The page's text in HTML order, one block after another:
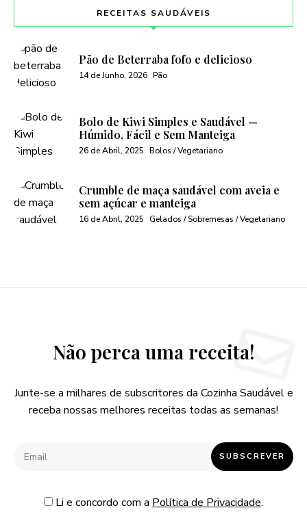
RECEITAS SAUDÁVEIS
Pão de Beterraba fofo e delicioso
14 de Junho, 2026 Pão
Bolo de Kiwi Simples e Saudável —
Húmido, Fácil e Sem Manteiga
26 de Abril, 2025 Bolos / Vegetariano
Crumble de maça saudável com aveia e
sem açúcar e manteiga
16 de Abril, 2025 Gelados / Sobremesas / Vegetariano
Não perca uma receita!
Junte-se a milhares de subscritores da Cozinha Saudável e
receba nossas melhores receitas todas as semanas!
Li e concordo com a Política de Privacidade.